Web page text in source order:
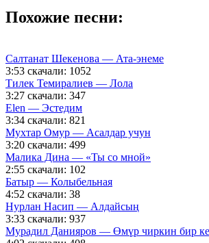
Похожие песни:
Салтанат Шекенова — Ата-энеме
3:53 скачали: 1052
Тилек Темиралиев — Лола
3:27 скачали: 347
Elen — Эстедим
3:34 скачали: 821
Мухтар Омур — Асалдар учун
3:20 скачали: 499
Малика Дина — «Ты со мной»
2:55 скачали: 102
Батыр — Колыбельная
4:52 скачали: 38
Нурлан Насип — Алдайсың
3:33 скачали: 937
Мурадил Данияров — Өмүр чиркин бир